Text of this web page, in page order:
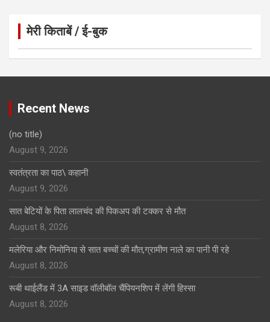
मेरी किताबें / ई-बुक
Click to Open Page
Recent News
(no title)
August 9, 2026
स्वतंत्रता का पाठ\ कहानी
August 9, 2026
सात बेटियों के पिता लालचंद की पिकअप की टक्कर से मौत
August 8, 2026
मलेरिया और निमोनिया से सात बच्चों की मौत,ग्रामीण नाले का पानी पी रहे
August 8, 2026
रूबी थाईलैंड में 3A साइड वॉलीबॉल चैंपियनशिप में लेंगी हिस्सा
August 8, 2026